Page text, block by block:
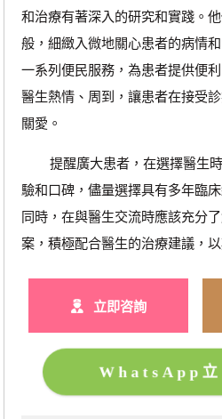
和治療有著深入的研究和實踐。
般，細緻入微地關心患者的病情
一系列便民服務，為患者提供便
醫生熱情、周到，讓患者在接受
關愛。
提醒廣大患者，在選擇醫生時
驗和口碑，儘量選擇具有多年臨
同時，在與醫生交流時應該充分
案，積極配合醫生的治療建議，
立即咨詢
WhatsApp立